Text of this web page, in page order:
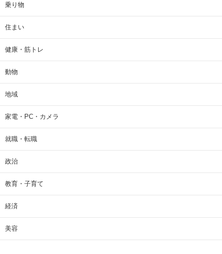
乗り物
住まい
健康・筋トレ
動物
地域
家電・PC・カメラ
就職・転職
政治
教育・子育て
経済
美容